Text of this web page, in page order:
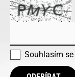
Souhlasím se